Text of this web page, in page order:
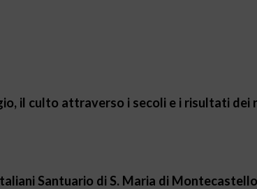
il culto attraverso i secoli e i risultati dei
Santuario di S. Maria di